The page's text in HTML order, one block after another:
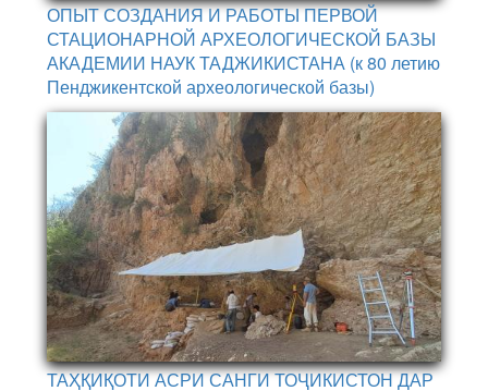
ОПЫТ СОЗДАНИЯ И РАБОТЫ ПЕРВОЙ
СТАЦИОНАРНОЙ АРХЕОЛОГИЧЕСКОЙ БАЗЫ
АКАДЕМИИ НАУК ТАДЖИКИСТАНА (к 80 летию
Пенджикентской археологической базы)
ТАҲҚИҚОТИ АСРИ САНГИ ТОҶИКИСТОН ДАР